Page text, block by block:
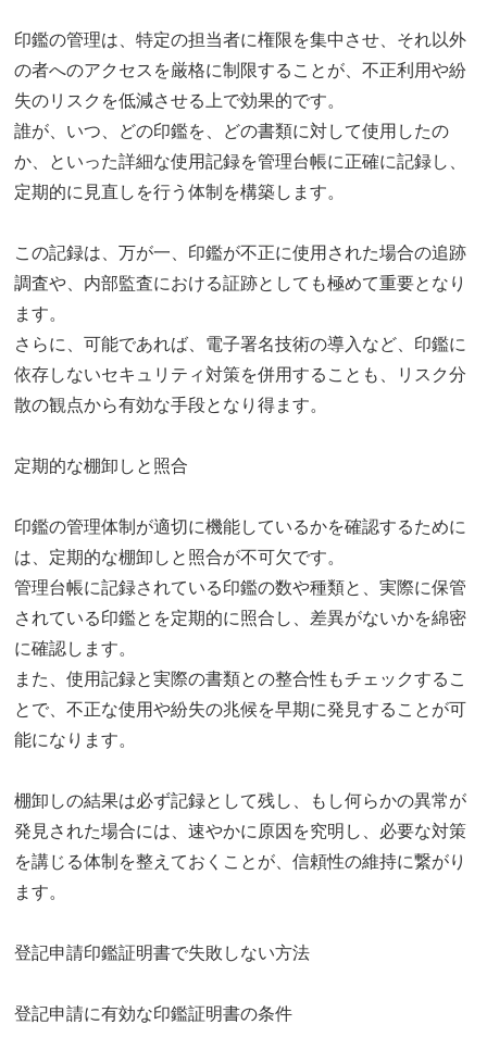
印鑑の管理は、特定の担当者に権限を集中させ、それ以外
の者へのアクセスを厳格に制限することが、不正利用や紛
失のリスクを低減させる上で効果的です。
誰が、いつ、どの印鑑を、どの書類に対して使用したの
か、といった詳細な使用記録を管理台帳に正確に記録し、
定期的に見直しを行う体制を構築します。
この記録は、万が一、印鑑が不正に使用された場合の追跡
調査や、内部監査における証跡としても極めて重要となり
ます。
さらに、可能であれば、電子署名技術の導入など、印鑑に
依存しないセキュリティ対策を併用することも、リスク分
散の観点から有効な手段となり得ます。
定期的な棚卸しと照合
印鑑の管理体制が適切に機能しているかを確認するために
は、定期的な棚卸しと照合が不可欠です。
管理台帳に記録されている印鑑の数や種類と、実際に保管
されている印鑑とを定期的に照合し、差異がないかを綿密
に確認します。
また、使用記録と実際の書類との整合性もチェックするこ
とで、不正な使用や紛失の兆候を早期に発見することが可
能になります。
棚卸しの結果は必ず記録として残し、もし何らかの異常が
発見された場合には、速やかに原因を究明し、必要な対策
を講じる体制を整えておくことが、信頼性の維持に繋がり
ます。
登記申請印鑑証明書で失敗しない方法
登記申請に有効な印鑑証明書の条件